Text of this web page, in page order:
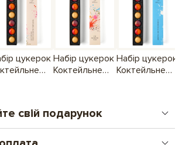
цукерок
день
Набір цукерок
Коктейльне
Набір цукерок
Коктейльне
свій подарунок